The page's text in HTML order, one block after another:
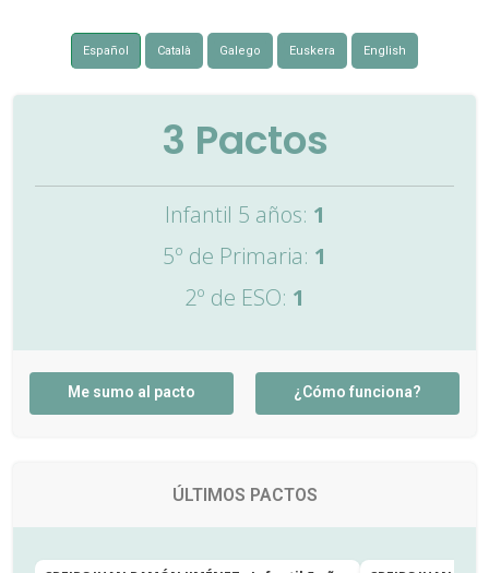
Español Català Galego Euskera English
3 Pactos
Infantil 5 años: 1
5º de Primaria: 1
2º de ESO: 1
Me sumo al pacto ¿Cómo funciona?
ÚLTIMOS PACTOS